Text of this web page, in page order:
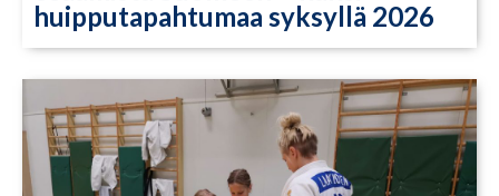
huipputapahtumaa syksyllä 2026